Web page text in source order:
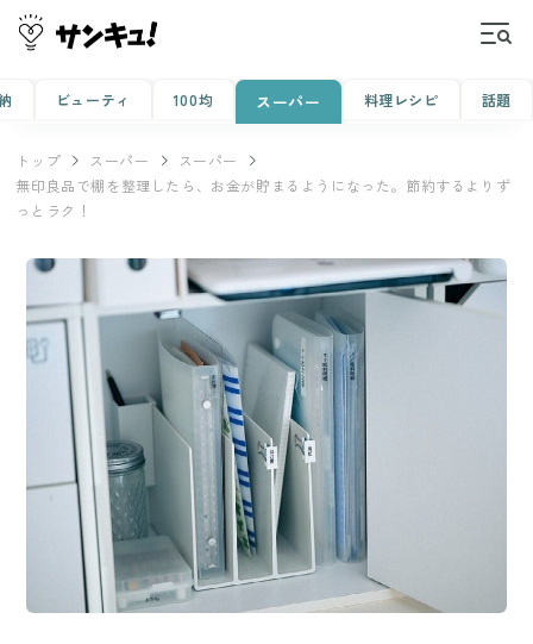
ビューティ 100均 スーパー 料理レシピ 話題
トップ スーパー
スーパー
無印良品で棚を整理したら、お金が貯まるようになった。節約するよりず
っとラク！